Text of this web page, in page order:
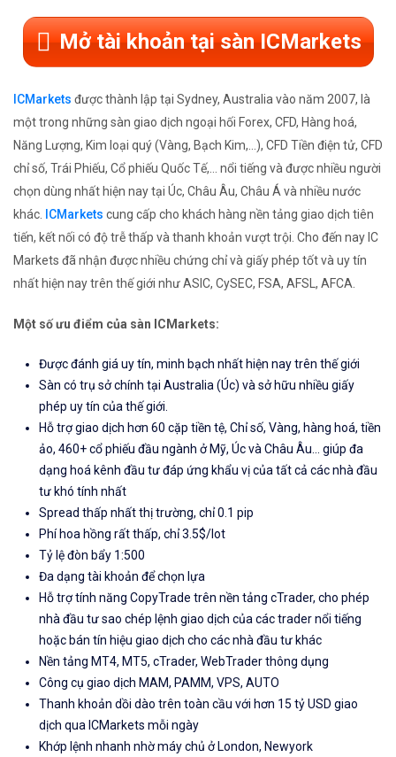
Mở tài khoản tại sàn ICMarkets
ICMarkets được thành lập tại Sydney, Australia vào năm 2007, là
một trong những sàn giao dịch ngoại hối Forex, CFD, Hàng hoá,
Năng Lượng, Kim loại quý (Vàng, Bạch Kim,...), CFD Tiền điện tử, CFD
chỉ số, Trái Phiếu, Cổ phiếu Quốc Tế,... nổi tiếng và được nhiều người
chọn dùng nhất hiện nay tại Úc, Châu Âu, Châu Á và nhiều nước
khác. ICMarkets cung cấp cho khách hàng nền tảng giao dịch tiên
tiến, kết nối có độ trễ thấp và thanh khoản vượt trội. Cho đến nay IC
Markets đã nhận được nhiều chứng chỉ và giấy phép tốt và uy tín
nhất hiện nay trên thế giới như ASIC, CySEC, FSA, AFSL, AFCA.
Một số ưu điểm của sàn ICMarkets:
Được đánh giá uy tín, minh bạch nhất hiện nay trên thế giới
Sàn có trụ sở chính tại Australia (Úc) và sở hữu nhiều giấy
phép uy tín của thế giới.
Hỗ trợ giao dịch hơn 60 cặp tiền tệ, Chỉ số, Vàng, hàng hoá, tiền
ảo, 460+ cổ phiếu đầu ngành ở Mỹ, Úc và Châu Âu... giúp đa
dạng hoá kênh đầu tư đáp ứng khẩu vị của tất cả các nhà đầu
tư khó tính nhất
Spread thấp nhất thị trường, chỉ 0.1 pip
Phí hoa hồng rất thấp, chỉ 3.5$/lot
Tỷ lệ đòn bẩy 1:500
Đa dạng tài khoản để chọn lựa
Hỗ trợ tính năng CopyTrade trên nền tảng cTrader, cho phép
nhà đầu tư sao chép lệnh giao dịch của các trader nổi tiếng
hoặc bán tín hiệu giao dịch cho các nhà đầu tư khác
Nền tảng MT4, MT5, cTrader, WebTrader thông dụng
Công cụ giao dịch MAM, PAMM, VPS, AUTO
Thanh khoản dồi dào trên toàn cầu với hơn 15 tỷ USD giao
dịch qua ICMarkets mỗi ngày
Khớp lệnh nhanh nhờ máy chủ ở London, Newyork